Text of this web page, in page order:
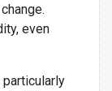
even